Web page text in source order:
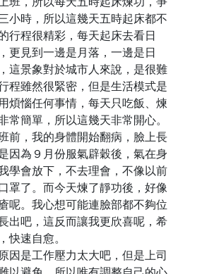
小時，所以這幾天五時起床都不
行程很精彩，每天起床去看日
更見到一邊是月落，一邊是日
這景象對於城市人來說，是很難
程雖然很緊密，但是生活模式是
煩惱任何事情，每天只吃飯、煉
常簡單，所以這幾天非常開心。
前，我的身體開始翻病，臉上長
因為９月份服氣辟穀後，氣在身
學會放下，不去理會，不像以前
罩了。而今天煉了靜功後，好像
呢。我心想可能連臉部都不夠位
出吧，這反而讓我更欣喜呢，希
快速自愈。
因是工作壓力太大吧，但是上司